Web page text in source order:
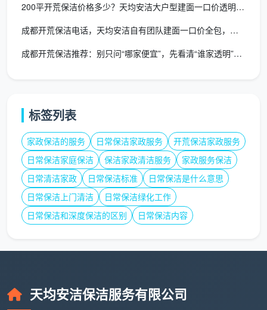
精装开荒一口
元
120-150㎡
1200 - 1800
元
大三房、大平
层
150㎡以上／复式别
墅
按实勘估价 跃层、联排
修因污染更重，勘场后可能小幅调整单价，但均
在合同内锁定，绝不中途增项。成都天均安洁保
200平开荒保洁价格多少？天均安洁大户型建面一口价透明报价
成都开荒保洁电话，天均安洁自有团队建面一口价全包，覆盖全城
成都开荒保洁推荐：别只问“哪家便宜”，先看清“谁家透明”再决
标签列表
家政保洁的服务 日常保洁家政服务
开荒保洁家政服务
日常保洁家庭保洁
保洁家政清洁服务
家政服务保洁
日常清洁家政
日常保洁标准
日常保洁是什么意思
日常保洁上门清洁
日常保洁绿化工作
日常保洁和深度保洁的区别
日常保洁内容
天均安洁保洁服务有限公司